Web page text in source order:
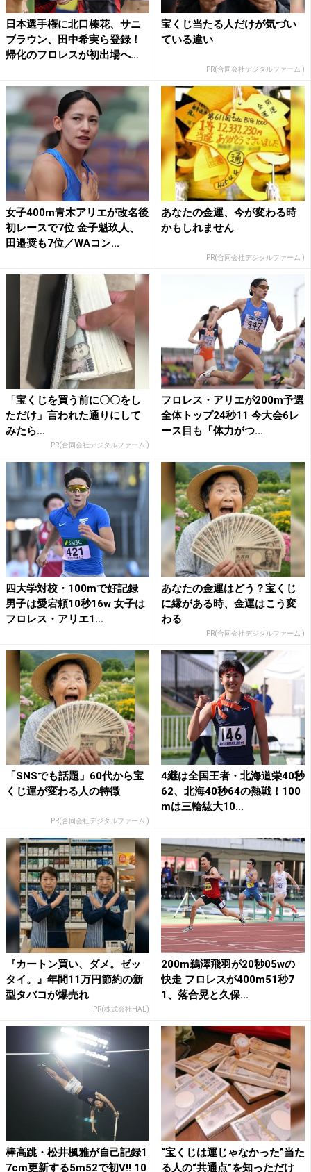
日本選手権に北口榛花、サニ
ブラウン、田中希実ら登録！
帰化のフロレスが初出場へ
宝くじ当たる人だけが気づい
ている違い
PR(合同会社デジタルファーム )
女子400m青木アリエが改名後
初レースで7位 金子魁玖人、
田邉奨も7位／WAコン...
あなたの金運、今が変わる時
かもしれません
PR(合同会社デジタルファーム )
「宝くじを買う前に〇〇をし
ただけ」言われた通りにして
みたら…
PR(合同会社デジタルファーム )
フロレス・アリエが200m予選
全体トップ24秒11 今大会6レ
ース目も「体力がつ...
四大学対校・100mで好記録
男子は愛宕頼10秒16w 女子は
フロレス・アリエ1...
あなたの金運はどう？宝くじ
に縁がある時、金運はこう変
わる
PR(合同会社デジタルファーム )
「SNSでも話題」60代から宝
くじ運が変わる人の特徴
PR(合同会社デジタルファーム )
4継は全国王者・北海道栄40秒
62、北海40秒64の熱戦！100
mは三輪紘大10...
『カートン買い、ダメ。ゼッ
タイ。』年間11万円節約の新
型タバコが爆売れ
PR(株式会社HAL)
200m鵜澤飛羽が20秒05wの
快走 フロレスが400m51秒7
1、落合晃と久保...
棒高跳・松井楓雅が自己記録1
7cm更新する5m52で初V!! 10
“宝くじは運じゃなかった”当た
る人の“共通点”を知っただけ